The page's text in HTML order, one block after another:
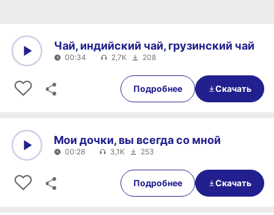
00:34
Чай, индийский чай, грузинский чай
00:34 2,7K 208
Подробнее Скачать
00:28
Мои дочки, вы всегда со мной
00:28 3,1K 253
Подробнее Скачать